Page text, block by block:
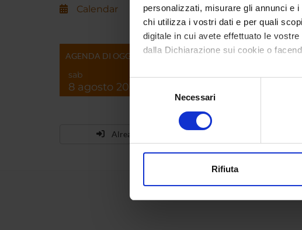
personalizzati, misurare gli annunci e
chi utilizza i vostri dati e per quali
digitale in cui avete effettuato le
dalla Dichiarazione sui cookie o
Con il tuo consenso, vorremmo anche:
raccogliere informazioni sulla
digitali).
modificare o ritirare il tuo consenso in
del
Necessari
Rifiuta
Calendar
AGENDA DI OGGI
sab
8 agosto 2026
Already enrolled?